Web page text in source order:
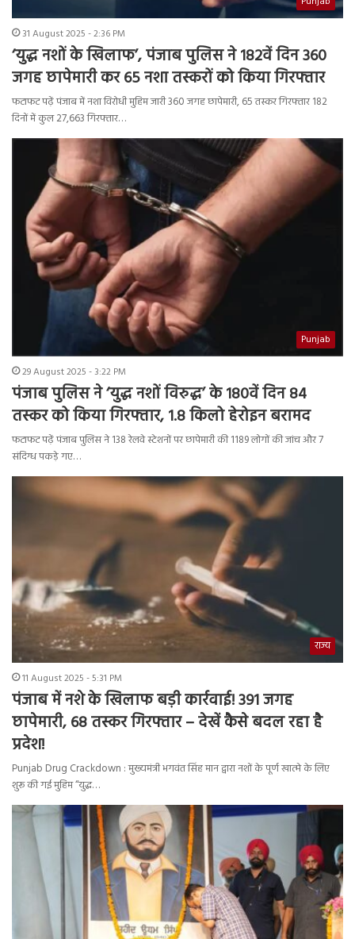
31 August 2025 - 2:36 PM
‘युद्ध नशों के खिलाफ’, पंजाब पुलिस ने 182वें दिन 360
जगह छापेमारी कर 65 नशा तस्करों को किया गिरफ्तार
फटाफट पढ़ें पंजाब में नशा विरोधी मुहिम जारी 360 जगह छापेमारी, 65 तस्कर गिरफ्तार 182
दिनों में कुल 27,663 गिरफ्तार…
Punjab
29 August 2025 - 3:22 PM
पंजाब पुलिस ने ‘युद्ध नशों विरुद्ध’ के 180वें दिन 84
तस्कर को किया गिरफ्तार, 1.8 किलो हेरोइन बरामद
फटाफट पढ़ें पंजाब पुलिस ने 138 रेलवे स्टेशनों पर छापेमारी की 1189 लोगों की जांच और 7
संदिग्ध पकड़े गए…
राज्य
11 August 2025 - 5:31 PM
पंजाब में नशे के खिलाफ बड़ी कार्रवाई! 391 जगह
छापेमारी, 68 तस्कर गिरफ्तार – देखें कैसे बदल रहा है
प्रदेश!
Punjab Drug Crackdown : मुख्यमंत्री भगवंत सिंह मान द्वारा नशों के पूर्ण खात्मे के लिए
शुरू की गई मुहिम “युद्ध…